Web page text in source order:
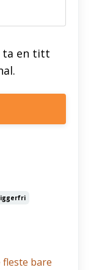
ta en titt
bare